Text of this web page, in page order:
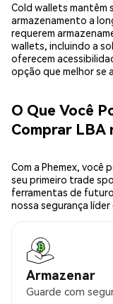
Cold wallets mantêm
armazenamento a
requerem
wallets, incluindo a
oferecem
opção que melhor se
O Que Você
Comprar LBA
Com a Phemex, você
seu primeiro trade
ferramentas de
nossa segurança
Armazenar
Guarde com